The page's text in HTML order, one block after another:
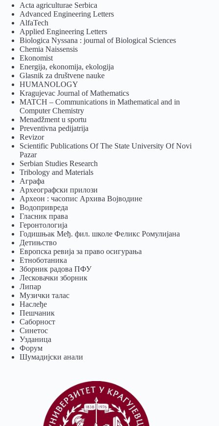
Acta agriculturae Serbica
Advanced Engineering Letters
AlfaTech
Applied Engineering Letters
Biologica Nyssana : journal of Biological Sciences
Chemia Naissensis
Ekonomist
Energija, ekonomija, ekologija
Glasnik za društvene nauke
HUMANOLOGY
Kragujevac Journal of Mathematics
MATCH – Communications in Mathematical and in
Computer Chemistry
Menadžment u sportu
Preventivna pedijatrija
Revizor
Scientific Publications Of The State University Of Novi
Pazar
Serbian Studies Research
Tribology and Materials
Аграфа
Археографски прилози
Археон : часопис Архива Војводине
Водопривреда
Гласник права
Геронтологија
Годишњак Међ. фил. школе Феликс Ромулијана
Детињство
Европска ревија за право осигурања
Eтноботаника
Зборник радова ПФУ
Лесковачки зборник
Липар
Музички талас
Наслеђе
Пешчаник
Саборност
Синетос
Узданица
Форум
Шумадијски анали